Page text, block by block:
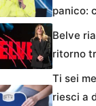
panico:
Belve
ritorno
Ti sei
riesci a